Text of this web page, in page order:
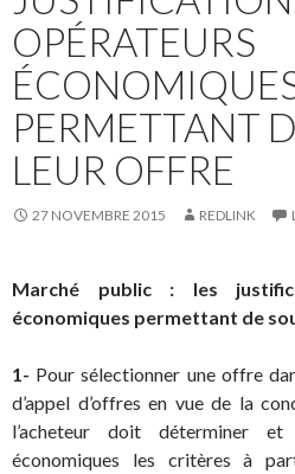
OPÉRATEURS
PERMETTANT
LEUR OFFRE
27 NOVEMBRE 2015 REDLINK
Marché public : les
économiques permettant de
1- Pour sélectionner une offre
d’appel d’offres en vue de la
l’acheteur doit déterminer
économiques les critères à